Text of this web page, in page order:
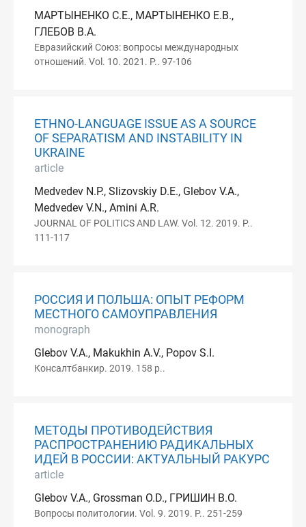
МАРТЫНЕНКО С.Е., МАРТЫНЕНКО Е.В.,
ГЛЕБОВ В.А.
Евразийский Союз: вопросы международных
отношений. Vol. 10. 2021. P.. 97-106
ETHNO-LANGUAGE ISSUE AS A SOURCE
OF SEPARATISM AND INSTABILITY IN
UKRAINE
article
Medvedev N.P., Slizovskiy D.E., Glebov V.A.,
Medvedev V.N., Amini A.R.
JOURNAL OF POLITICS AND LAW. Vol. 12. 2019. P..
111-117
РОССИЯ И ПОЛЬША: ОПЫТ РЕФОРМ
МЕСТНОГО САМОУПРАВЛЕНИЯ
monograph
Glebov V.A., Makukhin A.V., Popov S.I.
Консалтбанкир. 2019. 158 p..
МЕТОДЫ ПРОТИВОДЕЙСТВИЯ
РАСПРОСТРАНЕНИЮ РАДИКАЛЬНЫХ
ИДЕЙ В РОССИИ: АКТУАЛЬНЫЙ РАКУРС
article
Glebov V.A., Grossman O.D., ГРИШИН В.О.
Вопросы политологии. Vol. 9. 2019. P.. 251-259